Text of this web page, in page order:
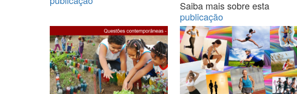
Saiba mais sobre esta
publicação